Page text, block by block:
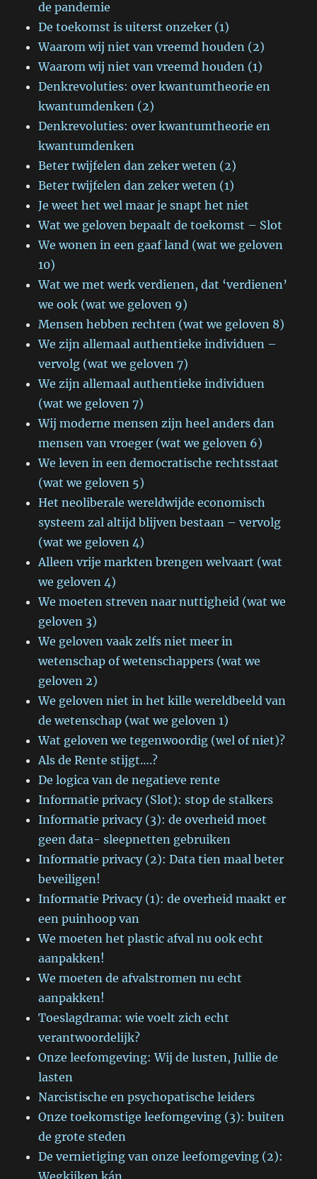
de pandemie
De toekomst is uiterst onzeker (1)
Waarom wij niet van vreemd houden (2)
Waarom wij niet van vreemd houden (1)
Denkrevoluties: over kwantumtheorie en
kwantumdenken (2)
Denkrevoluties: over kwantumtheorie en
kwantumdenken
Beter twijfelen dan zeker weten (2)
Beter twijfelen dan zeker weten (1)
Je weet het wel maar je snapt het niet
Wat we geloven bepaalt de toekomst – Slot
We wonen in een gaaf land (wat we geloven
10)
Wat we met werk verdienen, dat ‘verdienen’
we ook (wat we geloven 9)
Mensen hebben rechten (wat we geloven 8)
We zijn allemaal authentieke individuen –
vervolg (wat we geloven 7)
We zijn allemaal authentieke individuen
(wat we geloven 7)
Wij moderne mensen zijn heel anders dan
mensen van vroeger (wat we geloven 6)
We leven in een democratische rechtsstaat
(wat we geloven 5)
Het neoliberale wereldwijde economisch
systeem zal altijd blijven bestaan – vervolg
(wat we geloven 4)
Alleen vrije markten brengen welvaart (wat
we geloven 4)
We moeten streven naar nuttigheid (wat we
geloven 3)
We geloven vaak zelfs niet meer in
wetenschap of wetenschappers (wat we
geloven 2)
We geloven niet in het kille wereldbeeld van
de wetenschap (wat we geloven 1)
Wat geloven we tegenwoordig (wel of niet)?
Als de Rente stijgt….?
De logica van de negatieve rente
Informatie privacy (Slot): stop de stalkers
Informatie privacy (3): de overheid moet
geen data- sleepnetten gebruiken
Informatie privacy (2): Data tien maal beter
beveiligen!
Informatie Privacy (1): de overheid maakt er
een puinhoop van
We moeten het plastic afval nu ook echt
aanpakken!
We moeten de afvalstromen nu echt
aanpakken!
Toeslagdrama: wie voelt zich echt
verantwoordelijk?
Onze leefomgeving: Wij de lusten, Jullie de
lasten
Narcistische en psychopatische leiders
Onze toekomstige leefomgeving (3): buiten
de grote steden
De vernietiging van onze leefomgeving (2):
Wegkijken kán